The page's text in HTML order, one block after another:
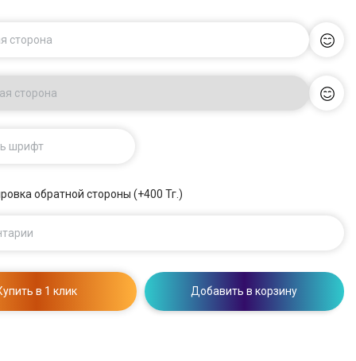
сторона
сторона
шрифт
обратной стороны (+400 Тг.)
в 1 клик Добавить в корзину